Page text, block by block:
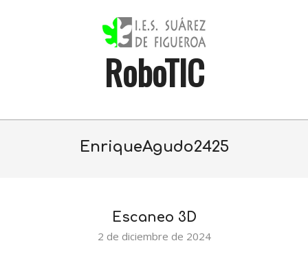
RoboTIC
Primary
EnriqueAgudo2425
Escaneo 3D
2 de diciembre de 2024